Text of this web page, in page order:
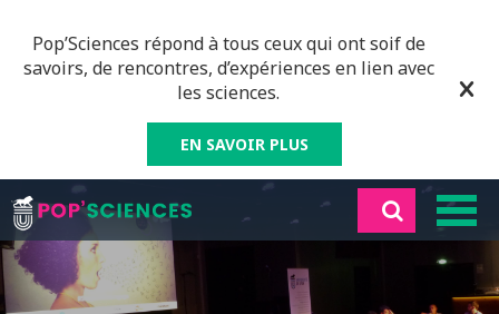
Pop’Sciences répond à tous ceux qui ont soif de
savoirs, de rencontres, d’expériences en lien avec
les sciences.
EN SAVOIR PLUS